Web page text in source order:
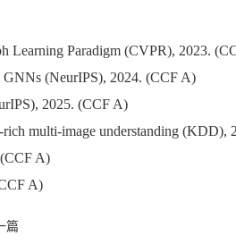
Learning Paradigm (CVPR), 2023.
GNNs (NeurIPS), 2024. (CCF A)
2025. (CCF A)
multi-image understanding (KDD),
A)
A)
篇